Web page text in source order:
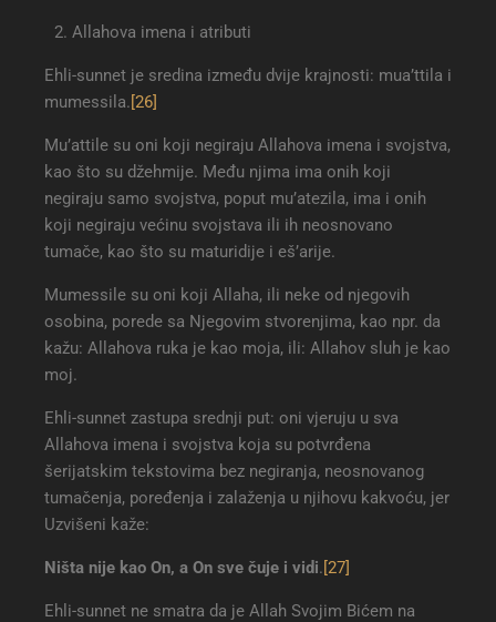
Allahova imena i atributi
Ehli-sunnet je sredina između dvije krajnosti: mua’ttila i
mumessila.[26]
Mu’attile su oni koji negiraju Allahova imena i svojstva,
kao što su džehmije. Među njima ima onih koji
negiraju samo svojstva, poput mu’atezila, ima i onih
koji negiraju većinu svojstava ili ih neosnovano
tumače, kao što su maturidije i eš’arije.
Mumessile su oni koji Allaha, ili neke od njegovih
osobina, porede sa Njegovim stvorenjima, kao npr. da
kažu: Allahova ruka je kao moja, ili: Allahov sluh je kao
moj.
Ehli-sunnet zastupa srednji put: oni vjeruju u sva
Allahova imena i svojstva koja su potvrđena
šerijatskim tekstovima bez negiranja, neosnovanog
tumačenja, poređenja i zalaženja u njihovu kakvoću, jer
Uzvišeni kaže:
Ništa nije kao On, a On sve čuje i vidi.[27]
Ehli-sunnet ne smatra da je Allah Svojim Bićem na